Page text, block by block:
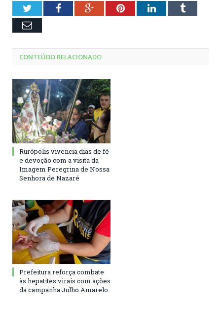
TwitterFacebookGoogle+PinterestLinkedInTumblr
Email
CONTEÚDO RELACIONADO
Rurópolis vivencia dias de fé
e devoção com a visita da
Imagem Peregrina de Nossa
Senhora de Nazaré
Prefeitura reforça combate
às hepatites virais com ações
da campanha Julho Amarelo